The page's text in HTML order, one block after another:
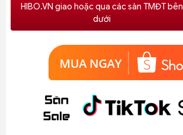
HIBO.VN giao hoặc qua các sàn TMĐT bên
dưới